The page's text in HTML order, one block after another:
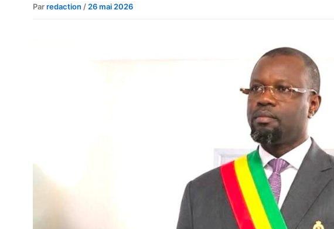
Parredaction / 26 mai 2026